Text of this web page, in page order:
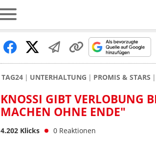
TAG24 UNTERHALTUNG PROMIS & STARS
KNOSSI GIBT VERLOBUNG
MACHEN OHNE ENDE"
4.202 Klicks 0 Reaktionen